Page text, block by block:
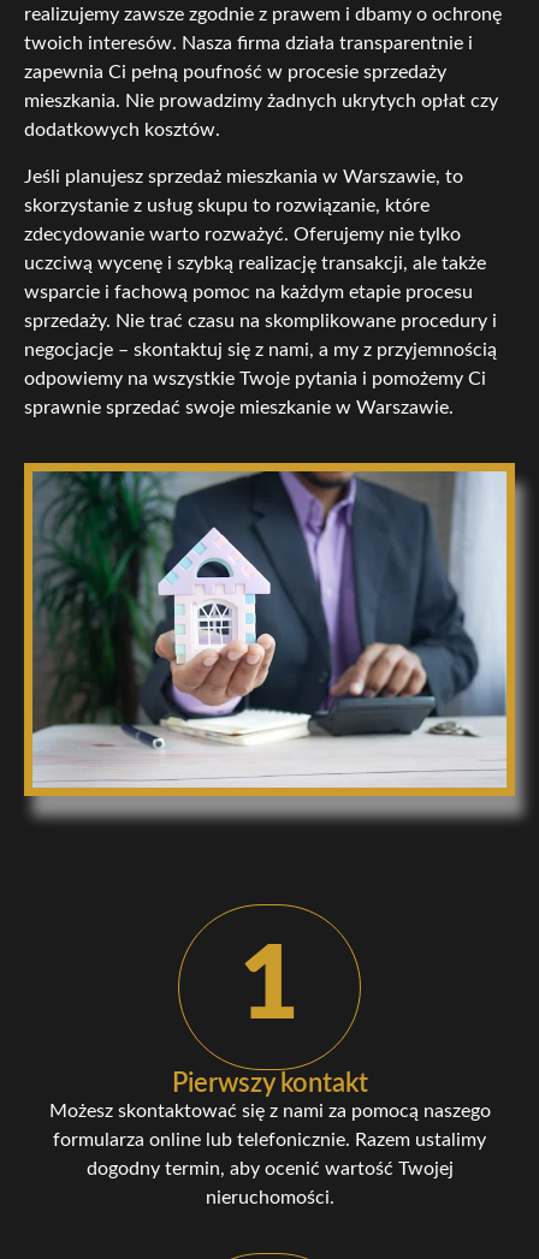
realizujemy zawsze zgodnie z prawem i dbamy o ochronę
twoich interesów. Nasza firma działa transparentnie i
zapewnia Ci pełną poufność w procesie sprzedaży
mieszkania. Nie prowadzimy żadnych ukrytych opłat czy
dodatkowych kosztów.
Jeśli planujesz sprzedaż mieszkania w Warszawie, to
skorzystanie z usług skupu to rozwiązanie, które
zdecydowanie warto rozważyć. Oferujemy nie tylko
uczciwą wycenę i szybką realizację transakcji, ale także
wsparcie i fachową pomoc na każdym etapie procesu
sprzedaży. Nie trać czasu na skomplikowane procedury i
negocjacje – skontaktuj się z nami, a my z przyjemnością
odpowiemy na wszystkie Twoje pytania i pomożemy Ci
sprawnie sprzedać swoje mieszkanie w Warszawie.
1
Pierwszy kontakt
Możesz skontaktować się z nami za pomocą naszego
formularza online lub telefonicznie. Razem ustalimy
dogodny termin, aby ocenić wartość Twojej
nieruchomości.